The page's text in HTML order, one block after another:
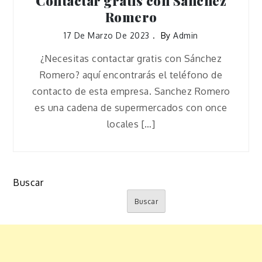
Romero
17 De Marzo De 2023 ByAdmin
¿Necesitas contactar gratis con Sánchez
Romero? aquí encontrarás el teléfono de
contacto de esta empresa. Sanchez Romero
es una cadena de supermercados con once
locales […]
Buscar
Buscar